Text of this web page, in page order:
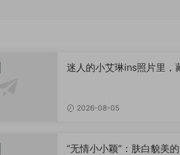
迷人的小艾琳ins照片里，
2026-08-05
“无情小小颖”：肤白貌美的